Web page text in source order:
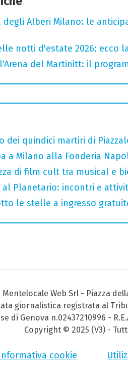
Alberi Milano: le
notti d'estate 2026: ecco
del Martinitt: il
dei quindici martiri di
a Milano alla Fonderia
di film cult tra musical e
Planetario: incontri e
le stelle a ingresso
Mentelocale Web Srl - Piazza
giornalistica registrata al
di Genova n.02437210996 -
Copyright © 2025 (V3) -
cookie